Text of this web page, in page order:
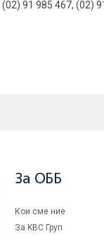
91 985 467, (02)
За ОББ
Кои сме ние
За KBC Груп